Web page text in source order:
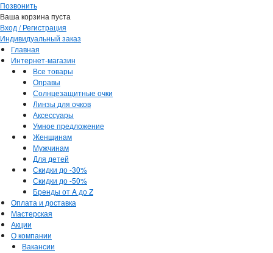
Позвонить
Ваша корзина пуста
Вход / Регистрация
Индивидуальный заказ
Главная
Интернет-магазин
Все товары
Оправы
Солнцезащитные очки
Линзы для очков
Аксессуары
Умное предложение
Женщинам
Мужчинам
Для детей
Скидки до -30%
Скидки до -50%
Бренды от A до Z
Оплата и доставка
Мастерская
Акции
О компании
Вакансии